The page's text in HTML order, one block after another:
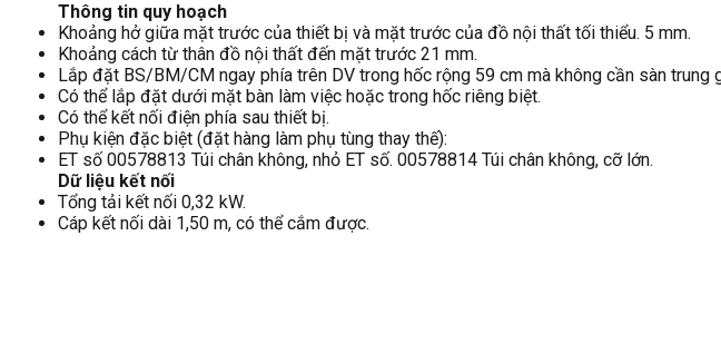
Thông tin quy hoạch
Khoảng hở giữa mặt trước của thiết bị và mặt trước của đồ nội thất tối thiểu. 5 mm.
Khoảng cách từ thân đồ nội thất đến mặt trước 21 mm.
Lắp đặt BS/BM/CM ngay phía trên DV trong hốc rộng 59 cm mà không cần sàn trung
Có thể lắp đặt dưới mặt bàn làm việc hoặc trong hốc riêng biệt.
Có thể kết nối điện phía sau thiết bị.
Phụ kiện đặc biệt (đặt hàng làm phụ tùng thay thế):
ET số 00578813 Túi chân không, nhỏ ET số. 00578814 Túi chân không, cỡ lớn.
Dữ liệu kết nối
Tổng tải kết nối 0,32 kW.
Cáp kết nối dài 1,50 m, có thể cắm được.